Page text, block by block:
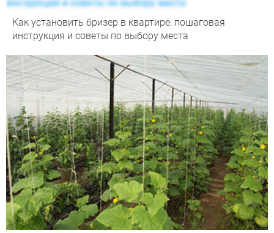
Как установить бризер в квартире: пошаговая
инструкция и советы по выбору места